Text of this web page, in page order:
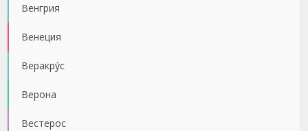
Венгрия
Венеция
Веракру́с
Верона
Вестерос